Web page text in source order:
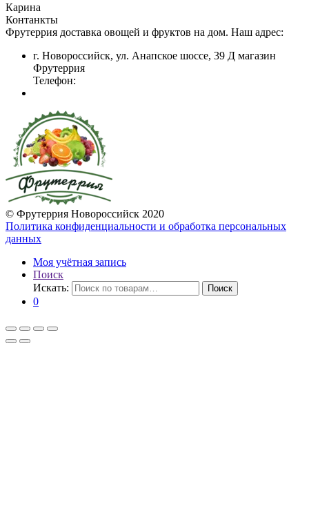
Карина
Контанкты
Фрутеррия доставка овощей и фруктов на дом. Наш адрес:
г. Новороссийск, ул. Анапское шоссе, 39 Д магазин
Фрутеррия
Телефон:
© Фрутеррия Новороссийск 2020
Политика конфиденциальности и обработка персональных
данных
Моя учётная запись
Поиск
Искать:
Поиск
0